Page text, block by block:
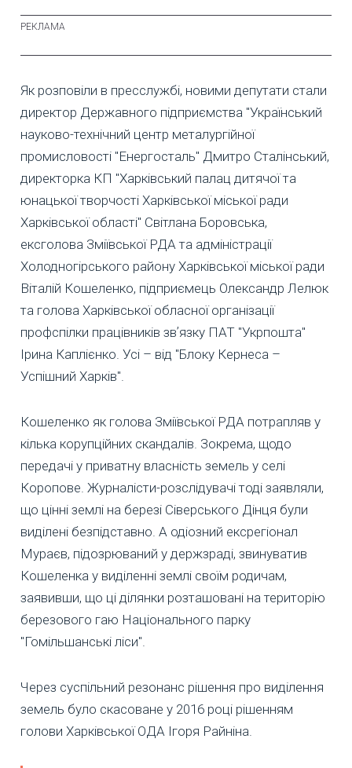
Як розповіли в пресслужбі, новими депутати стали
директор Державного підприємства "Український
науково-технічний центр металургійної
промисловості "Енергосталь" Дмитро Сталінський,
директорка КП "Харківський палац дитячої та
юнацької творчості Харківської міської ради
Харківської області" Світлана Боровська,
ексголова Зміївської РДА та адміністрації
Холодногірського району Харківської міської ради
Віталій Кошеленко, підприємець Олександр Лелюк
та голова Харківської обласної організації
профспілки працівників звʼязку ПАТ "Укрпошта"
Ірина Каплієнко. Усі – від "Блоку Кернеса –
Успішний Харків".
Кошеленко як голова Зміївської РДА потрапляв у
кілька корупційних скандалів. Зокрема, щодо
передачі у приватну власність земель у селі
Коропове. Журналісти-розслідувачі тоді заявляли,
що цінні землі на березі Сіверського Дінця були
виділені безпідставно. А одіозний ексрегіонал
Мураєв, підозрюваний у держзраді, звинуватив
Кошеленка у виділенні землі своїм родичам,
заявивши, що ці ділянки розташовані на територію
березового гаю Національного парку
"Гомільшанські ліси".
Через суспільний резонанс рішення про виділення
земель було скасоване у 2016 році рішенням
голови Харківської ОДА Ігоря Райніна.